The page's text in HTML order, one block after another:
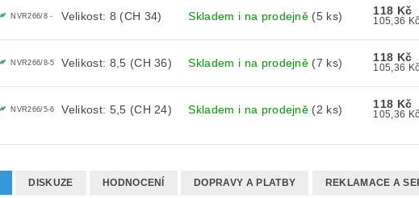
NVR266/8 - Velikost: 8 (CH 34) Skladem i na prodejně (5 ks) 118 Kč
NVR266/8-5 Velikost: 8,5 (CH 36) Skladem i na prodejně (7 ks) 118 Kč
NVR266/5-6 Velikost: 5,5 (CH 24) Skladem i na prodejně (2 ks) 118 Kč
DISKUZE HODNOCENÍ DOPRAVY A PLATBY REKLAMACE A